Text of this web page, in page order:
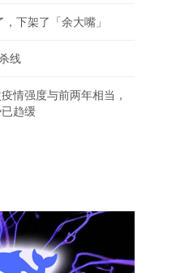
，下架了「余大嘴」
线
情强度与前两年相当，
趋缓